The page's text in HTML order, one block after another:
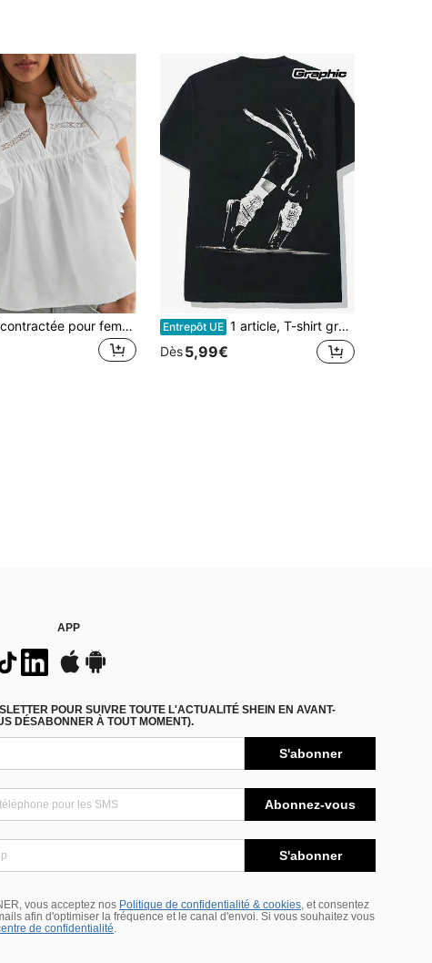
Blouse décontractée pour femme à col asymétrique à crans et volants pour tous les jours Entrepôt UE 1 article, T-shirt graphique rétro Y2K pour homme, T-shirts graphiques pour homme 2026, Nouveau t-shirt noir de Michael J. Jackson pour homme, T-shirt homme, Style vestimentaire d'été pour homme,
Dès5,99€
APP
POUR SUIVRE TOUTE L'ACTUALITÉ SHEIN EN AVANT-
DÉSABONNER À TOUT MOMENT).
S'abonner
Abonnez-vous
S'abonner
vous acceptez nos Politique de confidentialité & cookies, et consentez
afin d'optimiser la fréquence et le canal d'envoi. Si vous souhaitez vous
de confidentialité.